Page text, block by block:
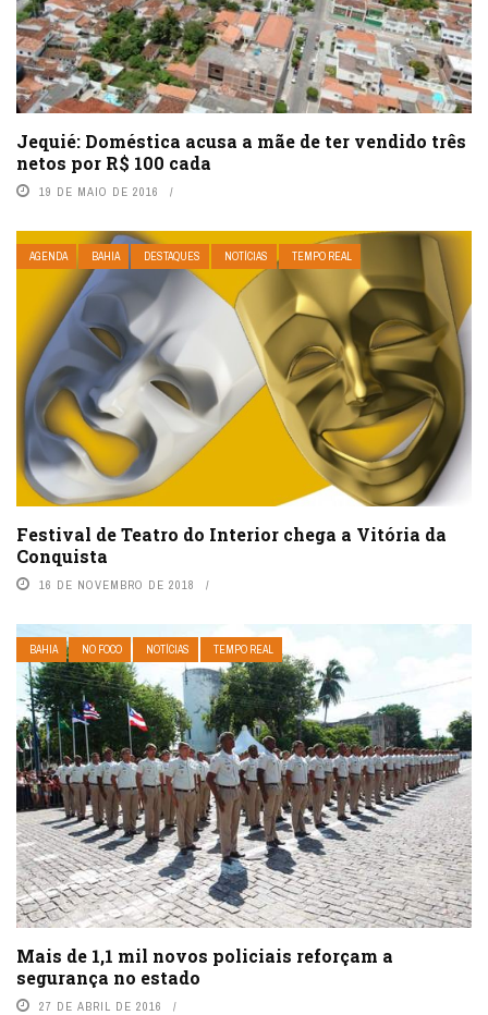
Jequié: Doméstica acusa a mãe de ter vendido três
netos por R$ 100 cada
19 DE MAIO DE 2016
AGENDA BAHIA DESTAQUES NOTÍCIAS TEMPO REAL
Festival de Teatro do Interior chega a Vitória da
Conquista
16 DE NOVEMBRO DE 2018
BAHIA NO FOCO NOTÍCIAS TEMPO REAL
Mais de 1,1 mil novos policiais reforçam a
segurança no estado
27 DE ABRIL DE 2016